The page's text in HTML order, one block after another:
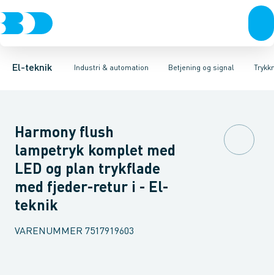
El-teknik Industri & automation
Afbrydere, stikkontakter & lampeudtagForgreningsmateriel
Betjening og signal
Industristiksystemer Frekvensomformere og softstartere
TrykknaphovedLystårn element, optiskTilslutningsmodul
Harmony flush
lampetryk komplet med
LED og plan trykflade
med fjeder-retur i - El-
teknik
VARENUMMER 7517919603